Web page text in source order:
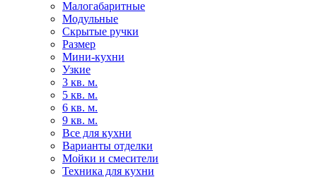
Малогабаритные
Модульные
Скрытые ручки
Размер
Мини-кухни
Узкие
3 кв. м.
5 кв. м.
6 кв. м.
9 кв. м.
Все для кухни
Варианты отделки
Мойки и смесители
Техника для кухни